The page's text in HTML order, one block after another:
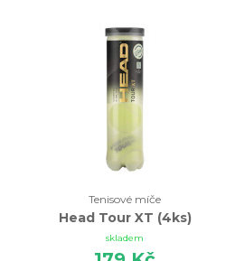
Tenisové míče
Head Tour XT (4ks)
skladem